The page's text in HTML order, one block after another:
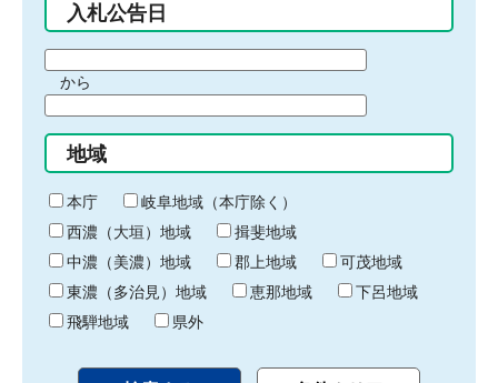
入札公告日
間
始
り
から
間
終
わ
り
地域
本庁
岐阜地域（本庁除く）
西濃（大垣）地域
揖斐地域
中濃（美濃）地域
郡上地域
可茂地域
東濃（多治見）地域
恵那地域
下呂地域
飛騨地域
県外